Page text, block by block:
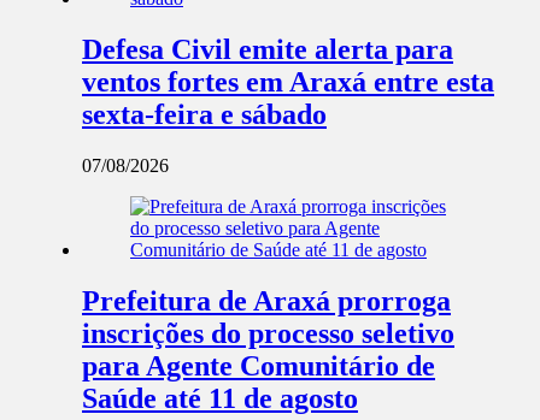
Defesa Civil emite alerta para
ventos fortes em Araxá entre esta
sexta-feira e sábado
07/08/2026
Prefeitura de Araxá prorroga
inscrições do processo seletivo
para Agente Comunitário de
Saúde até 11 de agosto